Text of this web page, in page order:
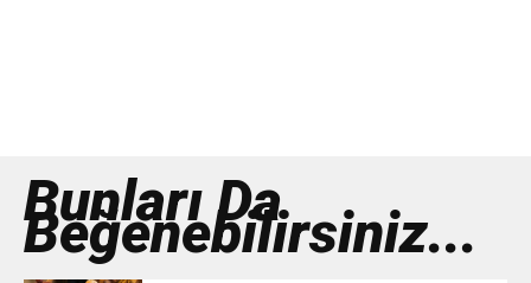
Bunları Da
Beğenebilirsiniz...